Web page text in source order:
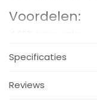
Voordelen:
✓ Natuurlijke en
✓ Geschikt voor
✓ Geen alcohol
Specificaties
Reviews